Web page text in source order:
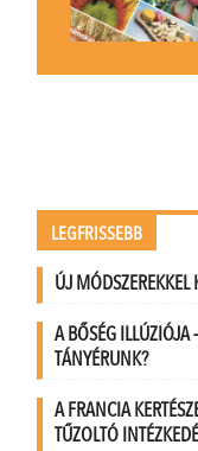
LEGFRISSEBB
ÚJ MÓDSZEREKKEL
A BŐSÉG ILLÚZIÓJA
TÁNYÉRUNK?
A FRANCIA
TŰZOLTÓ